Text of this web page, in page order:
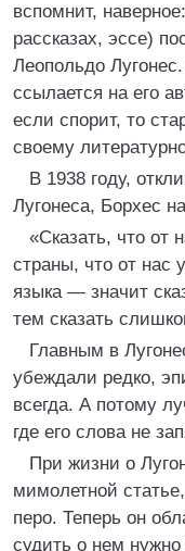
вспомнит,
рассказах, эссе)
Леопольдо
ссылается на его
если спорит, то
своему
В 1938 году,
Лугонеса, Борхес
«Сказать, что от
страны, что от нас
языка — значит
тем сказать
Главным в
убеждали редко,
всегда. А потому
где его слова не
При жизни о
мимолетной
перо. Теперь он
судить о нем